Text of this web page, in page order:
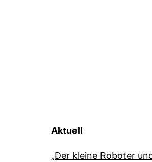
Aktuell
„Der kleine Roboter